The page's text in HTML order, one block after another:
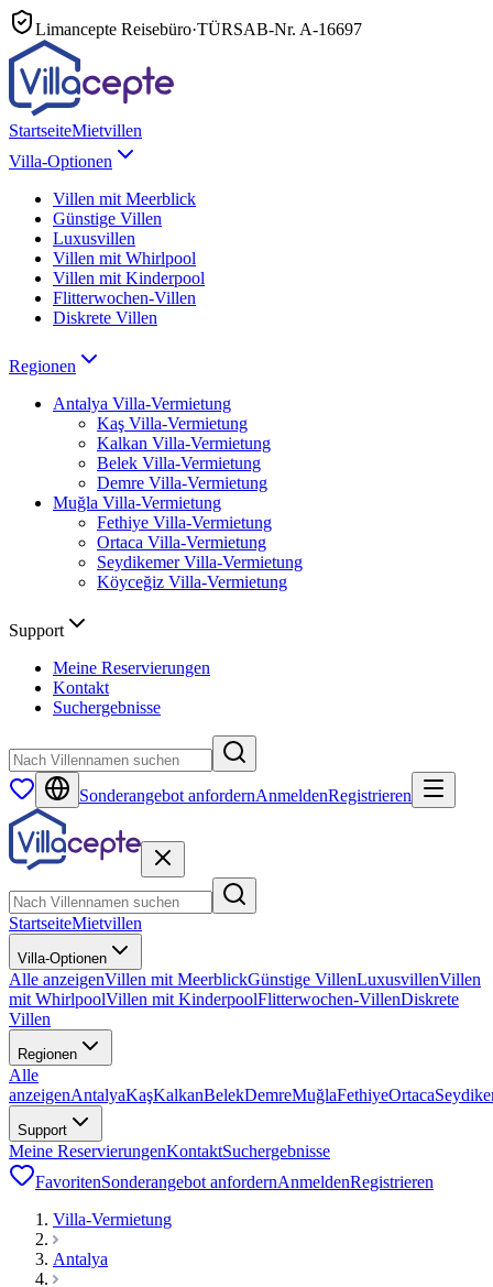
Limancepte Reisebüro·TÜRSAB-Nr. A-16697
StartseiteMietvillen
Villa-Optionen
Villen mit Meerblick
Günstige Villen
Luxusvillen
Villen mit Whirlpool
Villen mit Kinderpool
Flitterwochen-Villen
Diskrete Villen
Regionen
Antalya Villa-Vermietung
Kaş Villa-Vermietung
Kalkan Villa-Vermietung
Belek Villa-Vermietung
Demre Villa-Vermietung
Muğla Villa-Vermietung
Fethiye Villa-Vermietung
Ortaca Villa-Vermietung
Seydikemer Villa-Vermietung
Köyceğiz Villa-Vermietung
Support
Meine Reservierungen
Kontakt
Suchergebnisse
Sonderangebot anfordernAnmeldenRegistrieren
StartseiteMietvillen
Villa-Optionen
Alle anzeigenVillen mit MeerblickGünstige VillenLuxusvillenVillen
mit WhirlpoolVillen mit KinderpoolFlitterwochen-VillenDiskrete
Villen
Regionen
Alle
anzeigenAntalyaKaşKalkanBelekDemreMuğlaFethiyeOrtaca
Support
Meine ReservierungenKontaktSuchergebnisse
FavoritenSonderangebot anfordernAnmeldenRegistrieren
Villa-Vermietung
Antalya